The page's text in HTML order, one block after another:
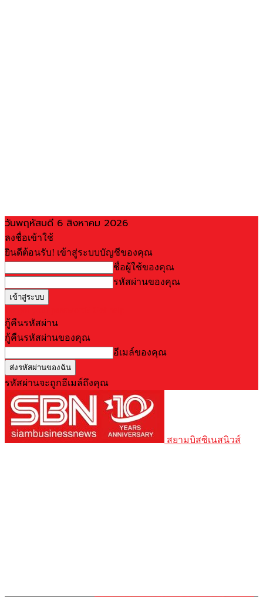
วันพฤหัสบดี 6 สิงหาคม 2026
ลงชื่อเข้าใช้
ยินดีต้อนรับ! เข้าสู่ระบบบัญชีของคุณ
ชื่อผู้ใช้ของคุณ
รหัสผ่านของคุณ
กู้คืนรหัสผ่าน
กู้คืนรหัสผ่านของคุณ
อีเมล์ของคุณ
รหัสผ่านจะถูกอีเมล์ถึงคุณ
สยามบิสซิเนสนิวส์